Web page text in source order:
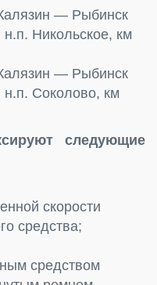
— Рыбинск
Никольское, км
— Рыбинск
Соколово, км
следующие
скорости
средства;
средством